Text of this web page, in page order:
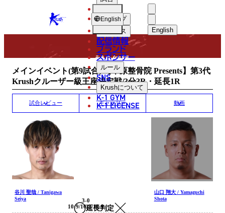
KRUSH English
中文（简体）
中文（繁體）
ショップ
ニュース
配信情報
ブランド
スポンサー
ルール
SNS
Krushについて
K-1 GYM
K-1 LICENSE
English
MATCH RESULT
試合結果
メインイベント(第9試合)/【千原整骨院 Presents】第3代
Krushクルーザー級王座決定戦/3分3R・延長1R
試合レビュー ギャラリー 動画
谷川 聖哉 / Tanigawa
Seiya
延長判定
3-0
10:9/10:9/10:9
山口 翔大 / Yamaguchi
Shota